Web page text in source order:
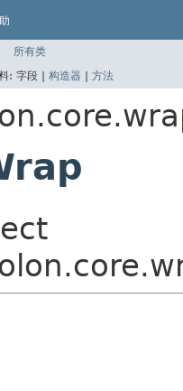
所有类
: 字段 | 构造器 | 方法